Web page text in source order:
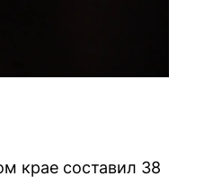
крае составил 38